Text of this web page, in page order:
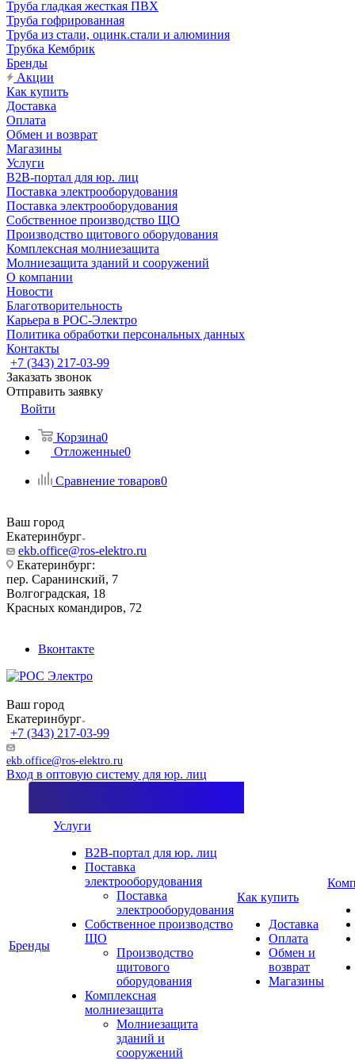
Труба гладкая жесткая ПВХ
Труба гофрированная
Труба из стали, оцинк.стали и алюминия
Трубка Кембрик
Бренды
Акции
Как купить
Доставка
Оплата
Обмен и возврат
Магазины
Услуги
B2B-портал для юр. лиц
Поставка электрооборудования
Поставка электрооборудования
Собственное производство ЩО
Производство щитового оборудования
Комплексная молниезащита
Молниезащита зданий и сооружений
О компании
Новости
Благотворительность
Карьера в РОС-Электро
Политика обработки персональных данных
Контакты
+7 (343) 217-03-99
Заказать звонок
Отправить заявку
Войти
Корзина0
Отложенные0
Сравнение товаров0
Ваш город
Екатеринбург
ekb.office@ros-elektro.ru
Екатеринбург:
пер. Саранинский, 7
Волгоградская, 18
Красных командиров, 72
Вконтакте
Ваш город
Екатеринбург
+7 (343) 217-03-99
ekb.office@ros-elektro.ru
Вход в оптовую систему для юр. лиц
Бренды
Услуги
B2B-портал для юр. лиц
Поставка
электрооборудования
Поставка
электрооборудования
Собственное производство
ЩО
Производство
щитового
оборудования
Комплексная
молниезащита
Молниезащита
зданий и
сооружений
Как купить
Доставка
Оплата
Обмен и
возврат
Магазины